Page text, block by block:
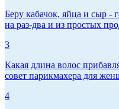
Беру кабачок, яйца и сыр -
на раз-два и из простых
3
Какая длина волос
совет парикмахера для
4